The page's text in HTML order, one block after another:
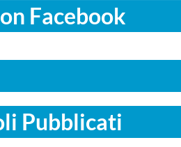
Facebook
Pubblicati